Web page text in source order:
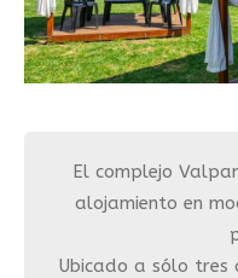
El complejo
alojamiento en
Ubicado a sólo tres